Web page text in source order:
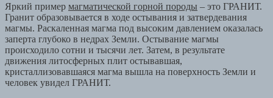
Яркий пример магматической горной породы – это ГРАНИТ.
Гранит образовывается в ходе остывания и затвердевания
магмы. Раскаленная магма под высоким давлением оказалась
заперта глубоко в недрах Земли. Остывание магмы
происходило сотни и тысячи лет. Затем, в результате
движения литосферных плит остывавшая,
кристаллизовавшаяся магма вышла на поверхность Земли и
человек увидел ГРАНИТ.